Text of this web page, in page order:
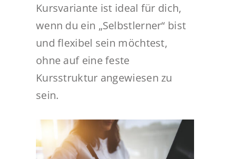
Kursvariante ist ideal für dich,
wenn du ein „Selbstlerner“ bist
und flexibel sein möchtest,
ohne auf eine feste
Kursstruktur angewiesen zu
sein.